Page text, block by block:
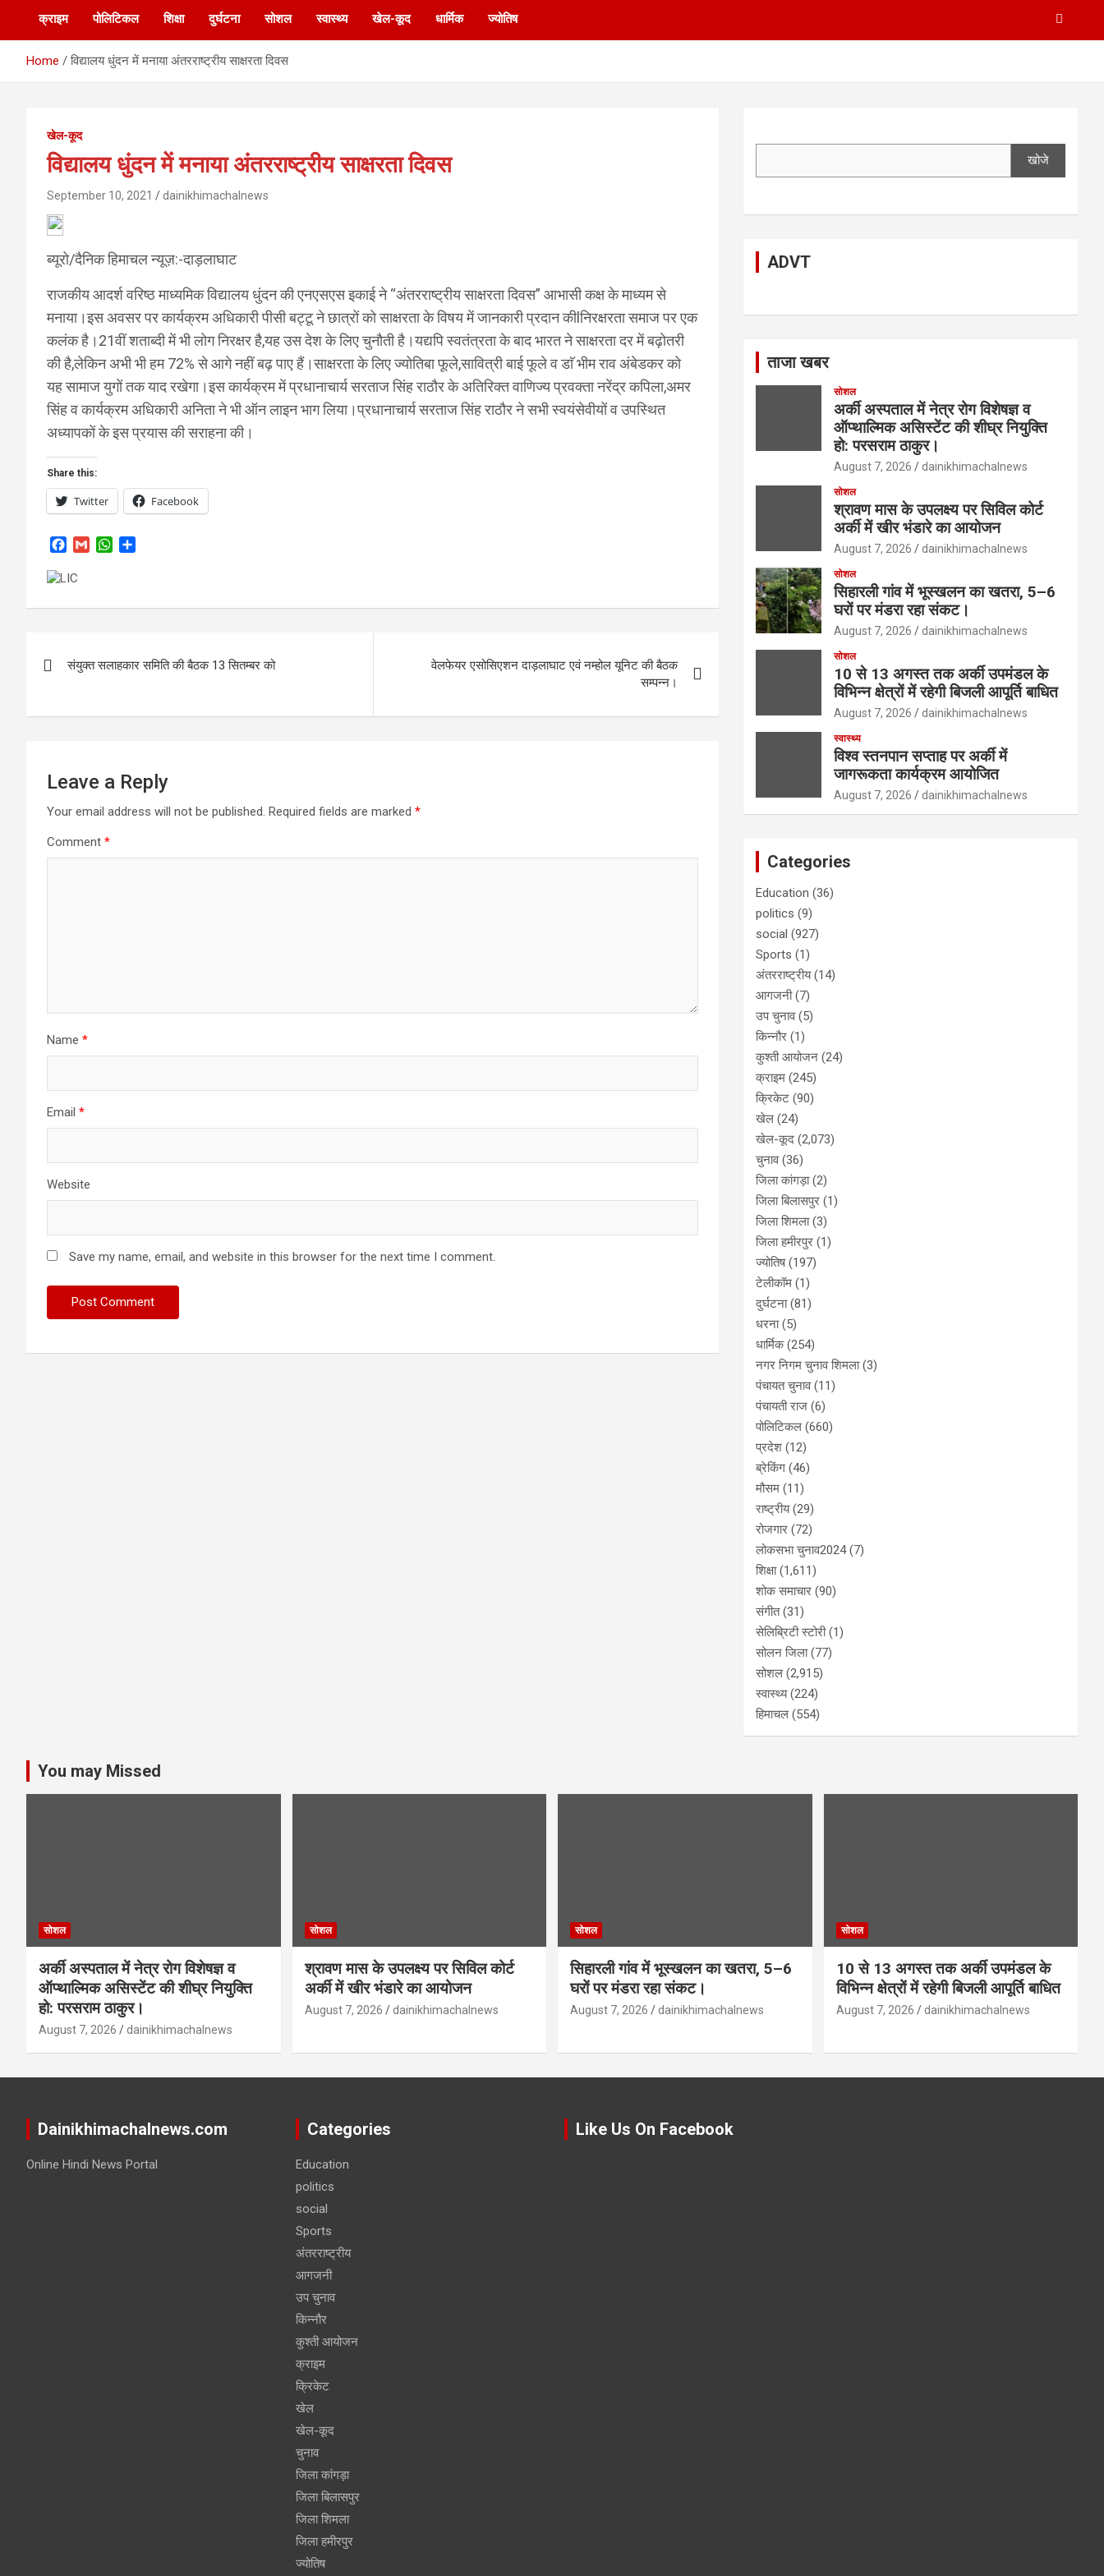
क्राइम पोलिटिकल शिक्षा दुर्घटना सोशल स्वास्थ्य खेल-कूद धार्मिक ज्योतिष
Home विद्यालय धुंदन में मनाया अंतरराष्ट्रीय साक्षरता दिवस
खेल-कूद
विद्यालय धुंदन में मनाया अंतरराष्ट्रीय साक्षरता दिवस
September 10, 2021 dainikhimachalnews
ब्यूरो/दैनिक हिमाचल न्यूज़:-दाड़लाघाट
राजकीय आदर्श वरिष्ठ माध्यमिक विद्यालय धुंदन की एनएसएस इकाई ने “अंतरराष्ट्रीय साक्षरता दिवस” आभासी कक्ष के माध्यम से
मनाया।इस अवसर पर कार्यक्रम अधिकारी पीसी बट्टू ने छात्रों को साक्षरता के विषय में जानकारी प्रदान कीlनिरक्षरता समाज पर एक
कलंक है।21वीं शताब्दी में भी लोग निरक्षर है,यह उस देश के लिए चुनौती है।यद्यपि स्वतंत्रता के बाद भारत ने साक्षरता दर में बढ़ोतरी
की है,लेकिन अभी भी हम 72% से आगे नहीं बढ़ पाए हैं।साक्षरता के लिए ज्योतिबा फूले,सावित्री बाई फूले व डाॅ भीम राव अंबेडकर को
यह सामाज युगों तक याद रखेगा।इस कार्यक्रम में प्रधानाचार्य सरताज सिंह राठौर के अतिरिक्त वाणिज्य प्रवक्ता नरेंद्र कपिला,अमर
सिंह व कार्यक्रम अधिकारी अनिता ने भी ऑन लाइन भाग लिया।प्रधानाचार्य सरताज सिंह राठौर ने सभी स्वयंसेवीयों व उपस्थित
अध्यापकों के इस प्रयास की सराहना की।
Share this:
Twitter Facebook
c
b
k
l
W
s
p
e
navigation
संयुक्त सलाहकार समिति की बैठक 13 सितम्बर को
वेलफेयर एसोसिएशन दाड़लाघाट एवं नम्होल यूनिट की बैठक
सम्पन्न।
Leave a Reply
Your email address will not be published. Required fields are marked *
Comment *
Name *
Email *
Website
Save my name, email, and website in this browser for the next time I comment.
खोजे
ADVT
ताजा खबर
सोशल
अर्की अस्पताल में नेत्र रोग विशेषज्ञ व
ऑप्थाल्मिक असिस्टेंट की शीघ्र नियुक्ति
हो: परसराम ठाकुर।
August 7, 2026 dainikhimachalnews
सोशल
श्रावण मास के उपलक्ष्य पर सिविल कोर्ट
अर्की में खीर भंडारे का आयोजन
August 7, 2026 dainikhimachalnews
सोशल
सिहारली गांव में भूस्खलन का खतरा, 5–6
घरों पर मंडरा रहा संकट।
August 7, 2026 dainikhimachalnews
सोशल
10 से 13 अगस्त तक अर्की उपमंडल के
विभिन्न क्षेत्रों में रहेगी बिजली आपूर्ति बाधित
August 7, 2026 dainikhimachalnews
स्वास्थ्य
विश्व स्तनपान सप्ताह पर अर्की में
जागरूकता कार्यक्रम आयोजित
August 7, 2026 dainikhimachalnews
Categories
Education (36)
politics (9)
social (927)
Sports (1)
अंतरराष्ट्रीय(14)
आगजनी(7)
उप चुनाव(5)
किन्नौर (1)
कुश्ती आयोजन (24)
क्राइम (245)
क्रिकेट (90)
खेल (24)
खेल-कूद (2,073)
चुनाव(36)
जिला कांगड़ा(2)
जिला बिलासपुर (1)
जिला शिमला(3)
जिला हमीरपुर (1)
ज्योतिष(197)
टेलीकॉम (1)
दुर्घटना(81)
धरना(5)
धार्मिक(254)
नगर निगम चुनाव शिमला(3)
पंचायत चुनाव(11)
पंचायती राज (6)
पोलिटिकल (660)
प्रदेश (12)
ब्रेकिंग (46)
मौसम (11)
राष्ट्रीय(29)
रोजगार (72)
लोकसभा चुनाव2024(7)
शिक्षा(1,611)
शोक समाचार (90)
संगीत(31)
सेलिब्रिटी स्टोरी(1)
सोलन जिला(77)
सोशल (2,915)
स्वास्थ्य(224)
हिमाचल (554)
You may Missed
सोशल
अर्की अस्पताल में नेत्र रोग विशेषज्ञ व
ऑप्थाल्मिक असिस्टेंट की शीघ्र नियुक्ति
हो: परसराम ठाकुर।
August 7, 2026 dainikhimachalnews
सोशल
श्रावण मास के उपलक्ष्य पर सिविल कोर्ट
अर्की में खीर भंडारे का आयोजन
August 7, 2026 dainikhimachalnews
सोशल
सिहारली गांव में भूस्खलन का खतरा, 5–6
घरों पर मंडरा रहा संकट।
August 7, 2026 dainikhimachalnews
सोशल
10 से 13 अगस्त तक अर्की उपमंडल के
विभिन्न क्षेत्रों में रहेगी बिजली आपूर्ति बाधित
August 7, 2026 dainikhimachalnews
Dainikhimachalnews.com
Online Hindi News Portal
Categories
Education
politics
social
Sports
अंतरराष्ट्रीय
आगजनी
उप चुनाव
किन्नौर
कुश्ती आयोजन
क्राइम
क्रिकेट
खेल
खेल-कूद
चुनाव
जिला कांगड़ा
जिला बिलासपुर
जिला शिमला
जिला हमीरपुर
ज्योतिष
Like Us On Facebook